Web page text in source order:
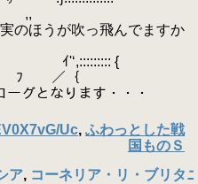
､ ,,
うが吹っ飛んでますか
{
／｛
となります・・・
Uc, ふわっとした戦
国ものＳ
ア, コーネリア・リ・ブリタ